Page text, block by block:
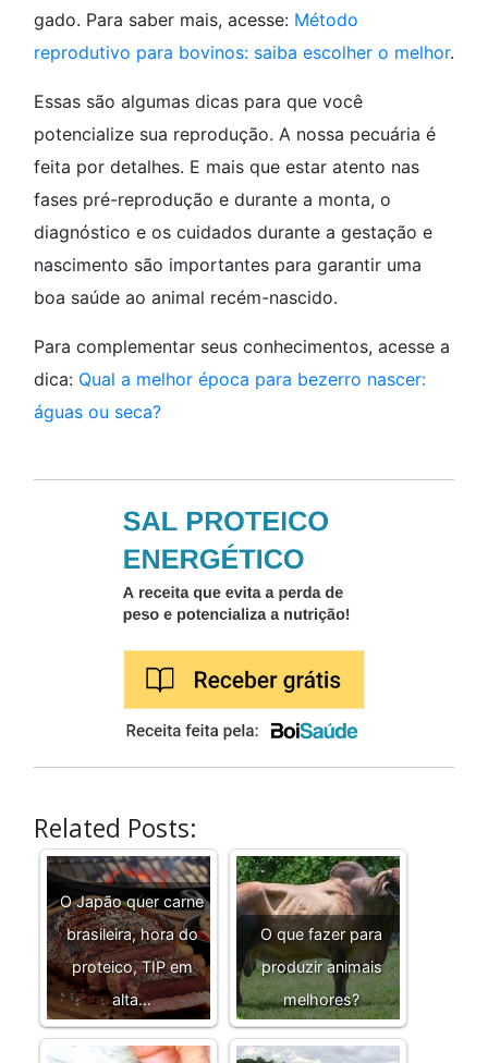
gado. Para saber mais, acesse: Método
reprodutivo para bovinos: saiba escolher o melhor.
Essas são algumas dicas para que você
potencialize sua reprodução. A nossa pecuária é
feita por detalhes. E mais que estar atento nas
fases pré-reprodução e durante a monta, o
diagnóstico e os cuidados durante a gestação e
nascimento são importantes para garantir uma
boa saúde ao animal recém-nascido.
Para complementar seus conhecimentos, acesse a
dica: Qual a melhor época para bezerro nascer:
águas ou seca?
Related Posts:
O Japão quer carne
brasileira, hora do
proteico, TIP em
alta…
O que fazer para
produzir animais
melhores?